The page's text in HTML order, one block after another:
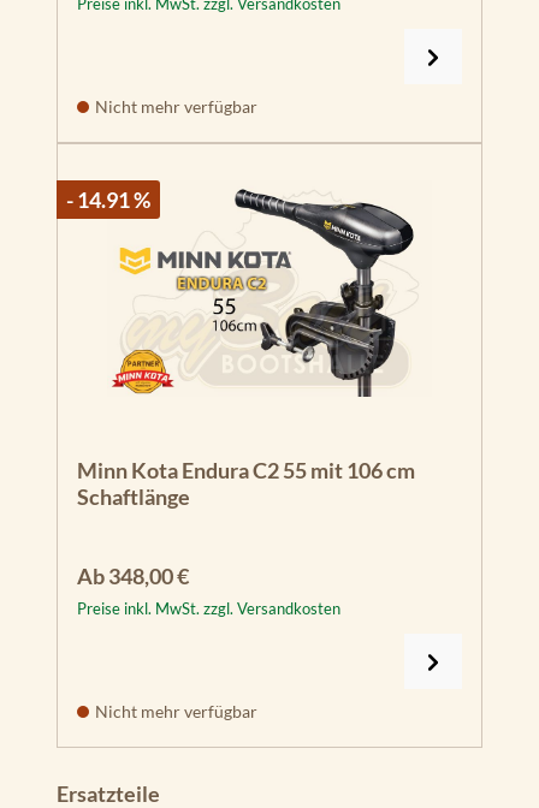
Nicht mehr verfügbar
- 14.91 %
Minn Kota Endura C2 55 mit 106 cm
Schaftlänge
Regulärer Preis:
Ab348,00 €
Preise inkl. MwSt. zzgl. Versandkosten
Nicht mehr verfügbar
Produktgalerie überspringen
Ersatzteile